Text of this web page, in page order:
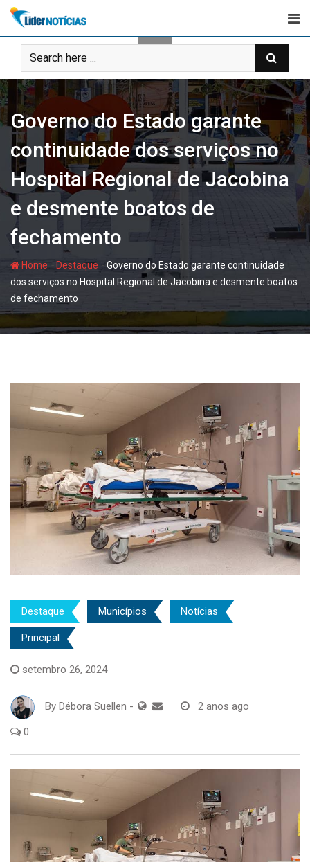
Skip
content
Governo do Estado garante
continuidade dos serviços no
Hospital Regional de Jacobina
e desmente boatos de
fechamento
Home - Destaque -Governo do Estado garante continuidade
dos serviços no Hospital Regional de Jacobina e desmente boatos
de fechamento
Destaque Municípios Notícias
Principal
setembro 26, 2024
By Débora Suellen - 2 anos ago
0